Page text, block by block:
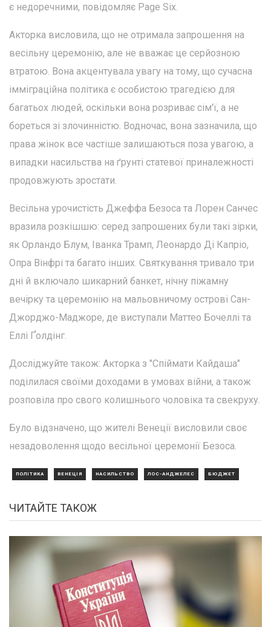
є недоречними, повідомляє Page Six.
Акторка висловила, що не отримала запрошення на
весільну церемонію, але не вважає це серйозною
втратою. Вона акцентувала увагу на тому, що сучасна
імміграційна політика є особистою трагедією для
багатьох людей, оскільки вона розриває сім'ї, а не
бореться зі злочинністю. Водночас, вона зазначила, що
права жінок все частіше залишаються поза увагою, а
випадки насильства на ґрунті статевої приналежності
продовжують зростати.
Весільна урочистість Джеффа Безоса та Лорен Санчес
вразила розкішшю: серед запрошених були такі зірки,
як Орландо Блум, Іванка Трамп, Леонардо Ді Капріо,
Опра Вінфрі та багато інших. Святкування тривало три
дні й включало шикарний банкет, нічну піжамну
вечірку та церемонію на мальовничому острові Сан-
Джорджо-Маджоре, де виступали Маттео Бочеллі та
Еллі Ґолдінг.
Досліджуйте також: Акторка з "Спіймати Кайдаша"
поділилася своїми доходами в умовах війни, а також
розповіла про свого колишнього чоловіка та свекруху.
Було відзначено, що жителі Венеції висловили своє
незадоволення щодо весільної церемонії Безоса.
ПОЛІТИКА ВЕНЕЦІЯ НАСИЛЬСТВО ЛОС-АНДЖЕЛЕС БЮДЖЕТ
ЧИТАЙТЕ ТАКОЖ